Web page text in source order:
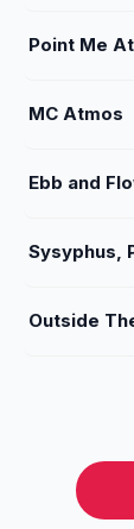
Point Me
MC Atmos
Ebb and
Sysyphus,
Outside